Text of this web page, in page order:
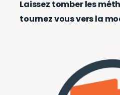
Laissez tomber les
tournez vous vers la